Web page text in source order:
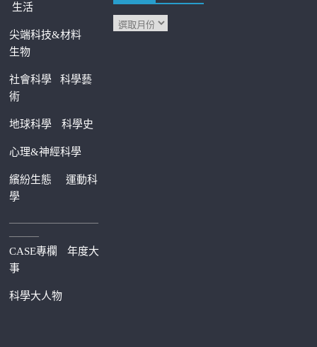
生活
尖端科技&材料
生物
社會科學科學藝
術
地球科學 科學史
心理&神經科學
繽紛生態運動科
學
—————————
———
CASE專欄
年度大
事
科學大人物